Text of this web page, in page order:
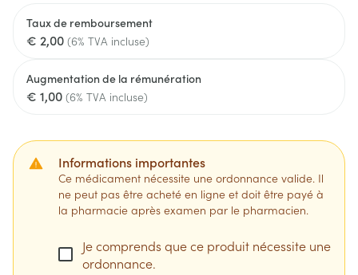
Taux de remboursement
€ 2,00 (6% TVA incluse)
Augmentation de la rémunération
€ 1,00 (6% TVA incluse)
Informations importantes
Ce médicament nécessite une ordonnance valide. Il
ne peut pas être acheté en ligne et doit être payé à
la pharmacie après examen par le pharmacien.
Je comprends que ce produit nécessite une
ordonnance.